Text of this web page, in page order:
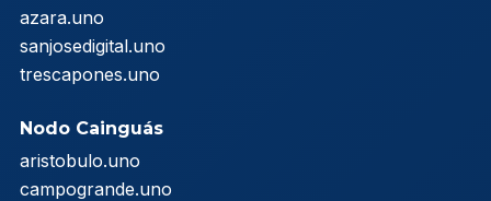
azara.uno
sanjosedigital.uno
trescapones.uno
Nodo Cainguás
aristobulo.uno
campogrande.uno